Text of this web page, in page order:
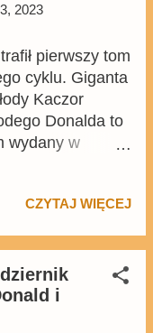
2023
pierwszy tom
cyklu. Giganta
Kaczor
Donalda to
wydany w
przez włoskich
. Album jest
wydania sprzed
na
CZYTAJ WIĘCEJ
i